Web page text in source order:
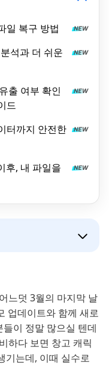
일 복구 방법
석과 더 쉬운
출 여부 확인
드
터까지 안전한
후, 내 파일을
느덧 3월의 마지막 날
업데이트와 함께 새로
이 정말 많으실 텐데
하다 보면 창고 캐릭
기는데, 이때 실수로